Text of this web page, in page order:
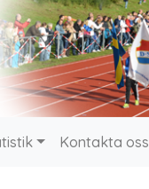
Kontakta oss